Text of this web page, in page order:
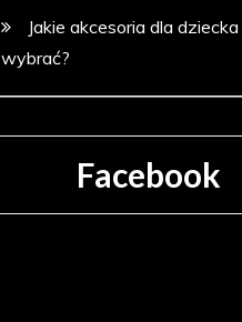
Jakie akcesoria dla dziecka
wybrać?
Facebook